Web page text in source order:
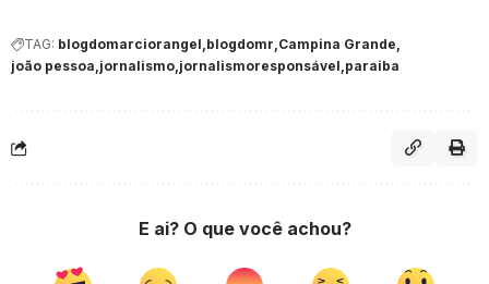
TAG: blogdomarciorangel blogdomr Campina Grande
joão pessoa jornalismo jornalismoresponsável paraiba
E ai? O que você achou?